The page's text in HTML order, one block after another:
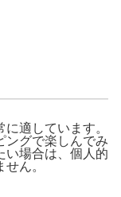
適しています。
ングで楽しんでみ
い場合は、個人的
ん。